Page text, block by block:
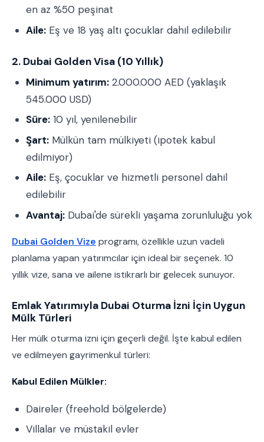
en az %50 peşinat
Aile: Eş ve 18 yaş altı çocuklar dahil edilebilir
2. Dubai Golden Visa (10 Yıllık)
Minimum yatırım: 2.000.000 AED (yaklaşık
545.000 USD)
Süre: 10 yıl, yenilenebilir
Şart: Mülkün tam mülkiyeti (ipotek kabul
edilmiyor)
Aile: Eş, çocuklar ve hizmetli personel dahil
edilebilir
Avantaj: Dubai'de sürekli yaşama zorunluluğu yok
Dubai Golden Vize programı, özellikle uzun vadeli
planlama yapan yatırımcılar için ideal bir seçenek. 10
yıllık vize, sana ve ailene istikrarlı bir gelecek sunuyor.
Emlak Yatırımıyla Dubai Oturma İzni İçin Uygun
Mülk Türleri
Her mülk oturma izni için geçerli değil. İşte kabul edilen
ve edilmeyen gayrimenkul türleri:
Kabul Edilen Mülkler:
Daireler (freehold bölgelerde)
Villalar ve müstakil evler